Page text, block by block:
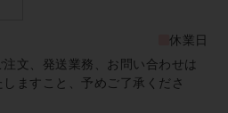
休業日
文、発送業務、お問い合わせは
ますこと、予めご了承くださ